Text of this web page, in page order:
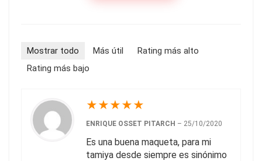
Mostrar todo Más útil
Rating más alto
Rating más bajo
★★★★★
ENRIQUE OSSET PITARCH – 25/10/2020
Es una buena maqueta, para mi
tamiya desde siempre es sinónimo